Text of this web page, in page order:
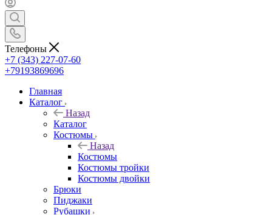
Телефоны
+7 (343) 227-07-60
+79193869696
Главная
Каталог
Назад
Каталог
Костюмы
Назад
Костюмы
Костюмы тройки
Костюмы двойки
Брюки
Пиджаки
Рубашки